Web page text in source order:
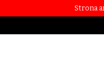
Strona